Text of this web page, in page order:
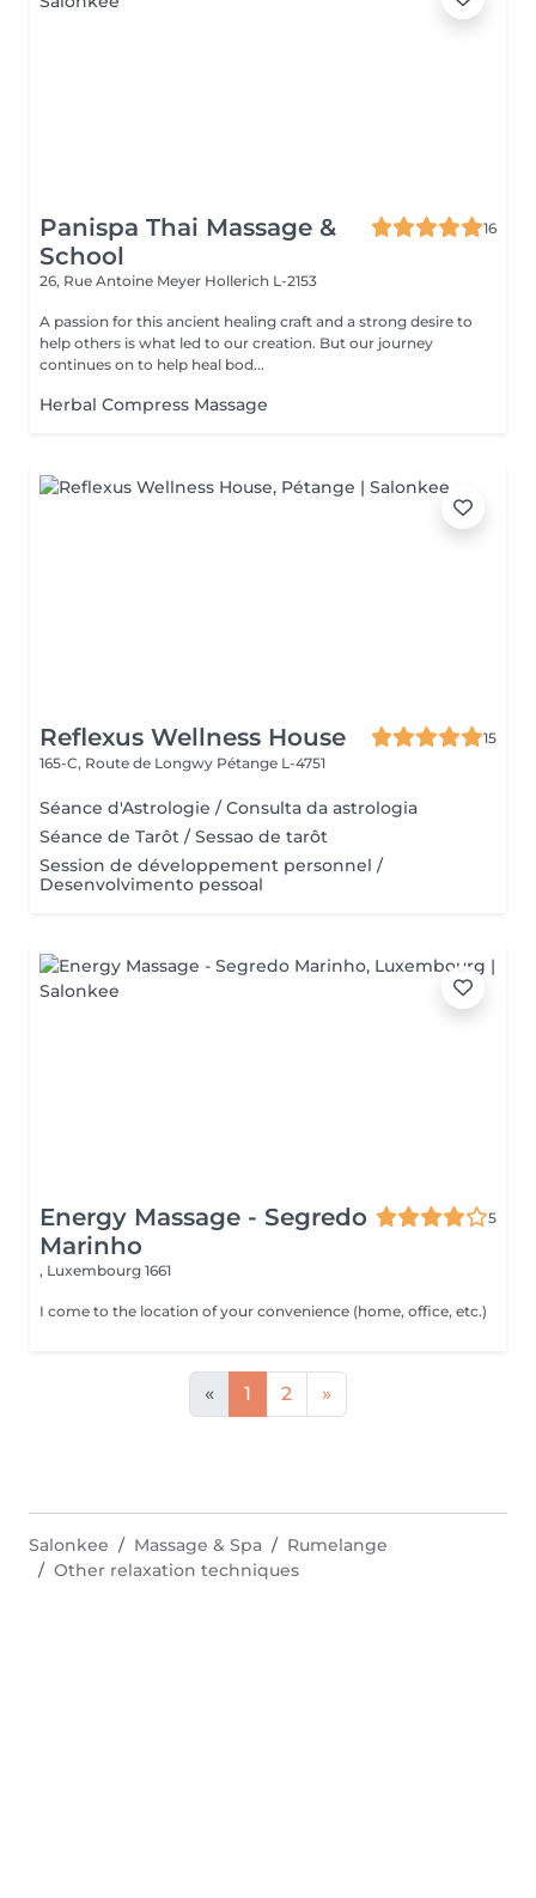
Panispa Thai Massage &
School
16
26, Rue Antoine Meyer Hollerich L-2153
A passion for this ancient healing craft and a strong desire to
help others is what led to our creation. But our journey
continues on to help heal bod...
Herbal Compress Massage
Reflexus Wellness House
15
165-C, Route de Longwy Pétange L-4751
Séance d'Astrologie / Consulta da astrologia
Séance de Tarôt / Sessao de tarôt
Session de développement personnel /
Desenvolvimento pessoal
Energy Massage - Segredo
Marinho
5
, Luxembourg 1661
I come to the location of your convenience (home, office, etc.)
« 1 2 »
Salonkee Massage & Spa
Rumelange
Other relaxation techniques